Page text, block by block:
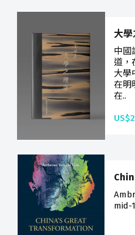
大學
中國
道，
大學
在明
在..
mid-